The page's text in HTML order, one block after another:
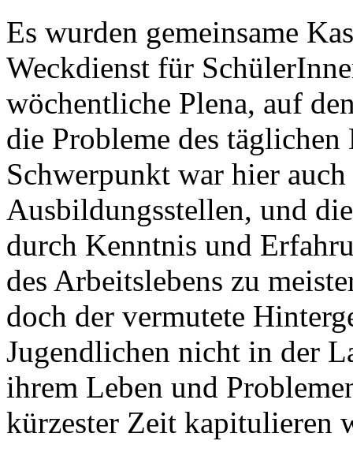
Es wurden gemeinsame
Weckdienst für
wöchentliche Plena, auf
die Probleme des
Schwerpunkt war hier
Ausbildungsstellen, und
durch Kenntnis und
des Arbeitslebens zu
doch der vermutete
Jugendlichen nicht in der
ihrem Leben und
kürzester Zeit kapitulieren